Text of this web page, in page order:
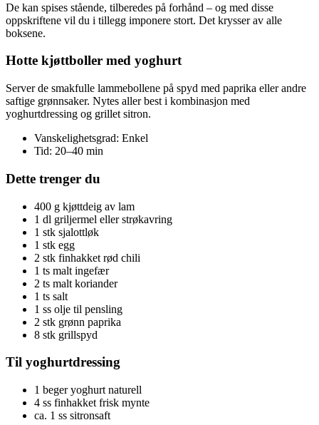
De kan spises stående, tilberedes på forhånd – og med disse
oppskriftene vil du i tillegg imponere stort. Det krysser av alle
boksene.
Hotte kjøttboller med yoghurt
Server de smakfulle lammebollene på spyd med paprika eller andre
saftige grønnsaker. Nytes aller best i kombinasjon med
yoghurtdressing og grillet sitron.
Vanskelighetsgrad: Enkel
Tid: 20–40 min
Dette trenger du
400 g kjøttdeig av lam
1 dl griljermel eller strøkavring
1 stk sjalottløk
1 stk egg
2 stk finhakket rød chili
1 ts malt ingefær
2 ts malt koriander
1 ts salt
1 ss olje til pensling
2 stk grønn paprika
8 stk grillspyd
Til yoghurtdressing
1 beger yoghurt naturell
4 ss finhakket frisk mynte
ca. 1 ss sitronsaft